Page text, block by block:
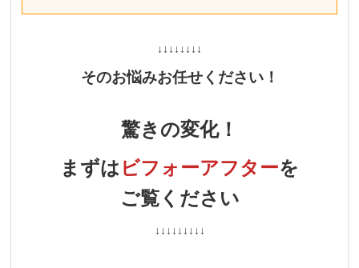
↓↓↓↓↓↓↓↓
そのお悩みお任せください！
驚きの変化！
まずは ビフォーアフターを
ご覧ください
↓↓↓↓↓↓↓↓↓